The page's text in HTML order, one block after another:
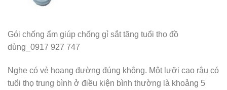
Gói chống ẩm giúp chống gỉ sắt tăng tuổi thọ đồ
dùng_0917 927 747
Nghe có vẻ hoang đường đúng không. Một lưỡi cạo râu có
tuổi thọ trung bình ở điều kiện bình thường là khoảng 5